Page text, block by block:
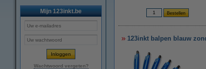
Mijn 123inkt.be
Wachtwoord vergeten?
123inkt balpen blauw